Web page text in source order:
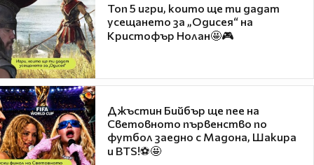
Топ 5 игри, които ще ти дадат
усещането за „Одисея“ на
Кристофър Нолан🤩🎮
Джъстин Бийбър ще пее на
Световното първенство по
футбол заедно с Мадона, Шакира
и BTS!⚽🤩